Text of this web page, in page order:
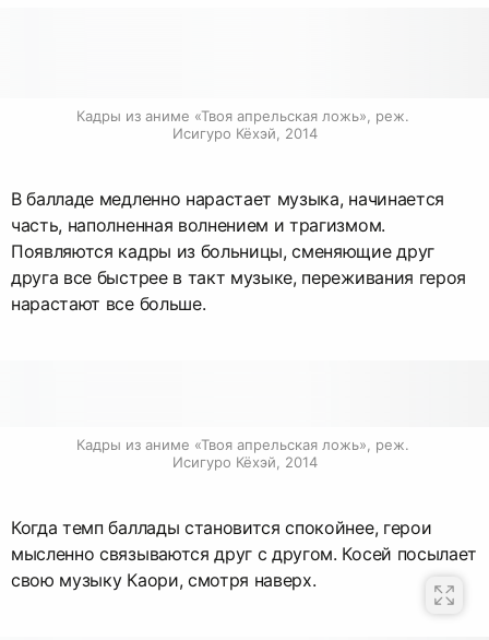
Кадры из аниме «Твоя апрельская ложь», реж.
Исигуро Кёхэй, 2014
В балладе медленно нарастает музыка, начинается
часть, наполненная волнением и трагизмом.
Появляются кадры из больницы, сменяющие друг
друга все быстрее в такт музыке, переживания героя
нарастают все больше.
Кадры из аниме «Твоя апрельская ложь», реж.
Исигуро Кёхэй, 2014
Когда темп баллады становится спокойнее, герои
мысленно связываются друг с другом. Косей посылает
свою музыку Каори, смотря наверх.